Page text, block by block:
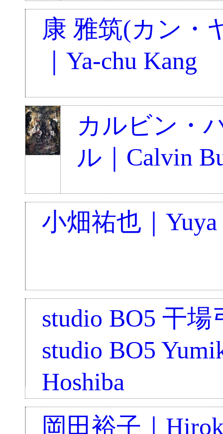
康 雅筑(カン・
｜Ya-chu Kang
カルビン・
ル｜Calvin
小畑祐也｜Yuya
studio BO5 干場
studio BO5
Hoshiba
岡田裕子｜